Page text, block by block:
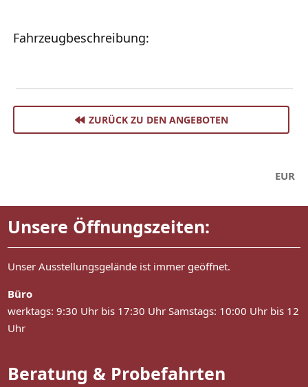
Fahrzeugbeschreibung:
ZURÜCK ZU DEN ANGEBOTEN
EUR
Unsere Öffnungszeiten:
Unser Ausstellungsgelände ist immer geöffnet.
Büro
werktags: 9:30 Uhr bis 17:30 Uhr Samstags: 10:00 Uhr bis 12
Uhr
Beratung & Probefahrten